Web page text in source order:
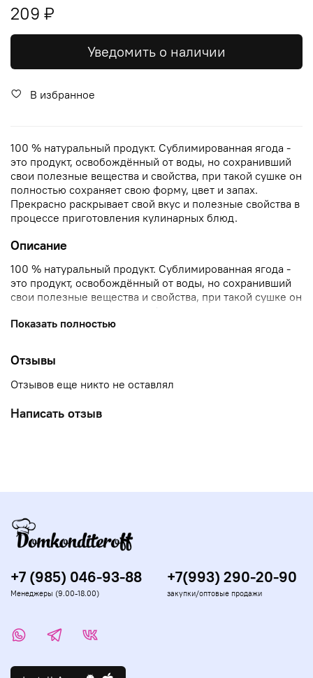
209 ₽
Уведомить о наличии
В избранное
100 % натуральный продукт. Сублимированная ягода -
это продукт, освобождённый от воды, но сохранивший
свои полезные вещества и свойства, при такой сушке он
полностью сохраняет свою форму, цвет и запах.
Прекрасно раскрывает свой вкус и полезные свойства в
процессе приготовления кулинарных блюд.
Описание
100 % натуральный продукт. Сублимированная ягода -
это продукт, освобождённый от воды, но сохранивший
свои полезные вещества и свойства, при такой сушке он
Прекрасно раскрывает свой вкус и полезные свойства в
Показать полностью
Отзывы
Отзывов еще никто не оставлял
Написать отзыв
+7 (985) 046-93-88
Менеджеры (9.00-18.00)
+7(993) 290-20-90
закупки/оптовые продажи